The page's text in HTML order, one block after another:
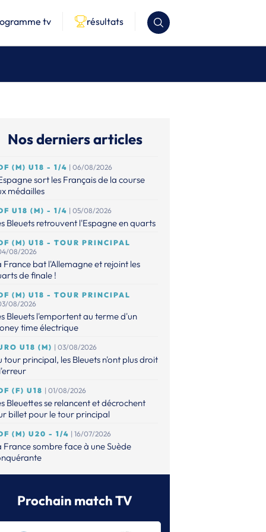
tv résultats
Nos derniers articles
(M) U18 - 1/4 | 06/08/2026
sort les Français de la course
médailles
U18 (M) - 1/4 | 05/08/2026
Bleuets retrouvent l'Espagne en quarts
(M) U18 - TOUR PRINCIPAL
08/2026
France bat l'Allemagne et rejoint les
de finale !
(M) U18 - TOUR PRINCIPAL
08/2026
Bleuets l'emportent au terme d'un
time électrique
U18 (M) | 03/08/2026
tour principal, les Bleuets n'ont plus droit
(F) U18 | 01/08/2026
Bleuettes se relancent et décrochent
billet pour le tour principal
(M) U20 - 1/4 | 16/07/2026
France sombre face à une Suède
(M) U20 | 14/07/2026
les Bleuets n'ont plus leur destin en
Prochain match TV